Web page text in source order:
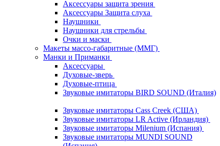
Аксессуары защита зрения
Аксессуары Защита слуха
Наушники
Наушники для стрельбы
Очки и маски
Макеты массо-габаритные (ММГ)
Манки и Приманки
Аксессуары
Духовые-зверь
Духовые-птица
Звуковые имитаторы BIRD SOUND (Италия)
Звуковые имитаторы Cass Creek (США)
Звуковые имитаторы LR Active (Ирландия)
Звуковые имитаторы Milenium (Испания)
Звуковые имитаторы MUNDI SOUND